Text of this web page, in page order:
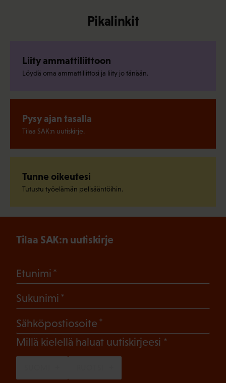
Pikalinkit
Liity ammattiliittoon
Löydä oma ammattiliittosi ja liity jo tänään.
Pysy ajan tasalla
Tilaa SAK:n uutiskirje.
Tunne oikeutesi
Tutustu työelämän pelisääntöihin.
Tilaa SAK:n uutiskirje
Etunimi
Sukunimi
Sähköpostiosoite
Millä kielellä haluat uutiskirjeesi (Pakollinen)